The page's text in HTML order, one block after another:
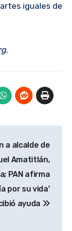
iguales de
a alcalde de
Amatitlán,
PAN afirma
por su vida’
ayuda